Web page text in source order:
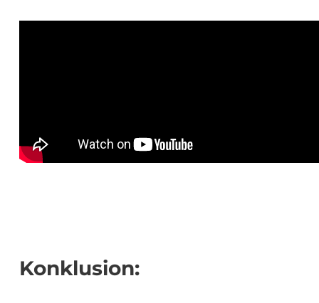
Konklusion: